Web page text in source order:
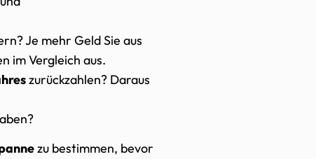
Je mehr Geld Sie aus
im Vergleich aus.
zurückzahlen? Daraus
zu bestimmen, bevor